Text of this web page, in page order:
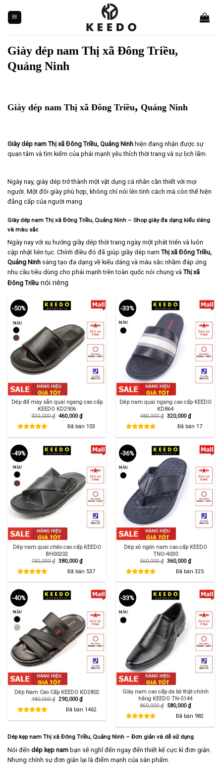
content
Giày dép nam Thị xã Đông Triều,
Quảng Ninh
Giày dép nam Thị xã Đông Triều, Quảng Ninh
Giày dép nam Thị xã Đông Triều, Quảng Ninh hiện đang nhận được sự
quan tâm và tìm kiếm của phái mạnh yêu thích thời trang và sự lịch lãm.
Ngày nay, giày dép trở thành một vật dụng cá nhân cần thiết với mọi
người. Một đôi giày phù hợp, không chỉ nói lên tính cách mà còn thể hiện
đẳng cấp của người mang
Giày dép nam Thị xã Đông Triều, Quảng Ninh – Shop giày đa dạng kiểu dáng
và màu sắc
Ngày nay với xu hướng giầy dép thời trang ngày một phát triển và luôn
cập nhật liên tục. Chính điều đó đã giúp giầy dép nam Thị xã Đông Triều,
Quảng Ninh sáng tạo đa dạng về kiểu dáng và màu sắc nhầm đáp ứng
nhu cầu tiêu dùng cho phái mạnh trên toàn quốc nói chung và Thị xã
Đông Triều nói riêng
-50%
Dép đế may sẵn quai ngang cao cấp
KEEDO KD2906
920,000₫ Giá
460,000₫Giá
hiện
tại
Đã bán 103
-33%
Dép nam quai ngang cao cấp KEEDO
KD864
480,000₫ Giá
320,000₫Giá
hiện
tại
Đã bán 17
-49%
Dép nam quai chéo cao cấp KEEDO
BH00202
750,000₫ Giá
750,000 ₫.
380,000₫Giá
hiện
tại
là:
380,000 ₫.
Đã bán 537
-36%
Dép xỏ ngón nam cao cấp KEEDO
TNO-4030
560,000₫ Giá
560,000 ₫.
360,000₫Giá
hiện
tại
là:
360,000 ₫.
Đã bán 325
-40%
Dép Nam Cao Cấp KEEDO KD2802
480,000₫ Giá
290,000₫Giá
hiện
tại
Đã bán 1462
-33%
Giày nam cao cấp da bò thật chính
hãng KEEDO TN-5144
860,000₫ Giá
580,000₫Giá
hiện
tại
Đã bán 982
Dép kẹp nam Thị xã Đông Triều, Quảng Ninh – Đơn giản và dễ sử dụng
Nói đến dép kẹp nam bạn sẽ nghĩ đến ngay đến thiết kế cực kì đơn giản.
Nhưng chính sự đơn giản lại là điểm mạnh của sản phẩm.